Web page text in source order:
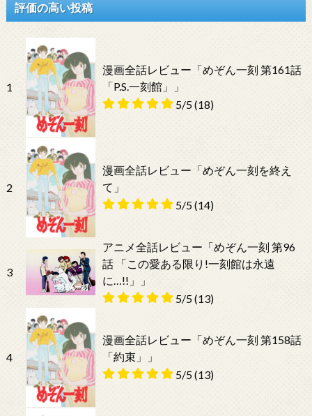
評価の高い投稿
1
漫画全話レビュー「めぞん一刻 第161話
「P.S.一刻館」」
5/5(18)
2
漫画全話レビュー「めぞん一刻を終え
て」
5/5(14)
3
アニメ全話レビュー「めぞん一刻 第96
話 「この愛ある限り!一刻館は永遠
に…!!」」
5/5(13)
4
漫画全話レビュー「めぞん一刻 第158話
「約束」」
5/5(13)